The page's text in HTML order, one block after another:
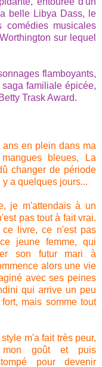
belle Libya Dass, le
comédies musicales
sur lequel
flamboyants,
familiale épicée,
Trask Award.
en plein dans ma
bleues, La
changer de période
a quelques jours...
je m'attendais à un
pas tout à fait vrai.
ce livre, ce n'est pas
jeune femme, qui
son futur mari à
alors une vie
avec ses peines
qui arrive un peu
mais somme tout
m'a fait très peur,
mon goût et puis
pour devenir